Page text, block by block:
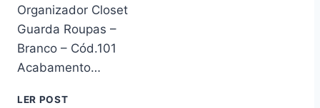
MÓVEL
DE
ESPECIARIAS,
MAGNÉTICA
Organizador Closet
Guarda Roupas –
Branco – Cód.101
Acabamento…
LER POST